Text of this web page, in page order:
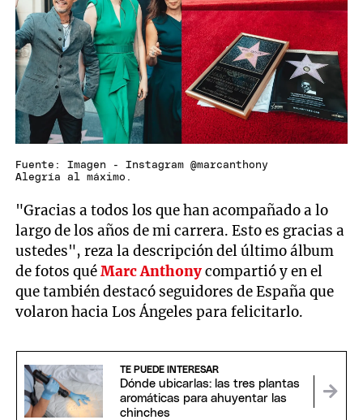
Fuente: Imagen - Instagram @marcanthony
Alegría al máximo.
"Gracias a todos los que han acompañado a lo
largo de los años de mi carrera. Esto es gracias a
ustedes", reza la descripción del último álbum
de fotos quéMarcAnthonycompartió y en el
que también destacó seguidores de España que
volaron hacia Los Ángeles para felicitarlo.
TE PUEDE INTERESAR
Dónde ubicarlas: las tres plantas
aromáticas para ahuyentar las
chinches